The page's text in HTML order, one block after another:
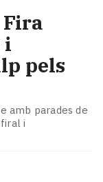
i
pels
amb parades de
i